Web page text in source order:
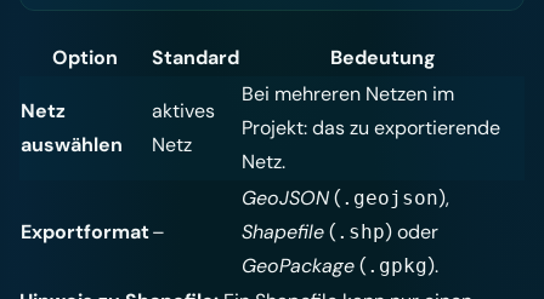
Option Standard Bedeutung
Netz
auswählen
aktives
Netz
Bei mehreren Netzen im
Projekt: das zu exportierende
Netz.
Exportformat–
GeoJSON(.geojson),
Shapefile(.shp) oder
GeoPackage(.gpkg).